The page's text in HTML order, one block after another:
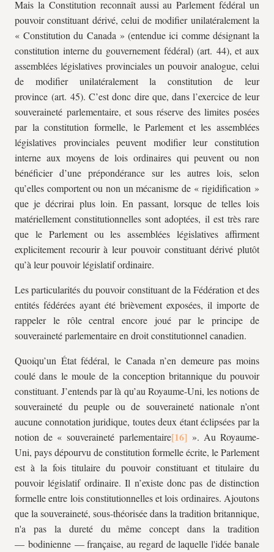
Mais la Constitution reconnaît aussi au Parlement fédéral un
pouvoir constituant dérivé, celui de modifier unilatéralement la
« Constitution du Canada » (entendue ici comme désignant la
constitution interne du gouvernement fédéral) (art. 44), et aux
assemblées législatives provinciales un pouvoir analogue, celui
de modifier unilatéralement la constitution de leur
province (art. 45). C’est donc dire que, dans l’exercice de leur
souveraineté parlementaire, et sous réserve des limites posées
par la constitution formelle, le Parlement et les assemblées
législatives provinciales peuvent modifier leur constitution
interne aux moyens de lois ordinaires qui peuvent ou non
bénéficier d’une prépondérance sur les autres lois, selon
qu’elles comportent ou non un mécanisme de « rigidification »
que je décrirai plus loin. En passant, lorsque de telles lois
matériellement constitutionnelles sont adoptées, il est très rare
que le Parlement ou les assemblées législatives affirment
explicitement recourir à leur pouvoir constituant dérivé plutôt
qu’à leur pouvoir législatif ordinaire.
Les particularités du pouvoir constituant de la Fédération et des
entités fédérées ayant été brièvement exposées, il importe de
rappeler le rôle central encore joué par le principe de
souveraineté parlementaire en droit constitutionnel canadien.
Quoiqu’un État fédéral, le Canada n’en demeure pas moins
coulé dans le moule de la conception britannique du pouvoir
constituant. J’entends par là qu’au Royaume-Uni, les notions de
souveraineté du peuple ou de souveraineté nationale n’ont
aucune connotation juridique, toutes deux étant éclipsées par la
notion de « souveraineté parlementaire
». Au Royaume-
Uni, pays dépourvu de constitution formelle écrite, le Parlement
est à la fois titulaire du pouvoir constituant et titulaire du
pouvoir législatif ordinaire. Il n’existe donc pas de distinction
formelle entre lois constitutionnelles et lois ordinaires. Ajoutons
que la souveraineté, sous-théorisée dans la tradition britannique,
n'a pas la dureté du même concept dans la tradition
— bodinienne — française, au regard de laquelle l'idée banale